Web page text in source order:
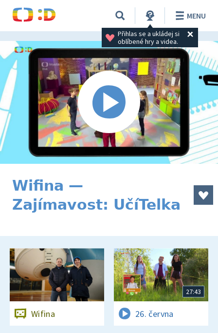
Přihlas se a ukládej si
oblíbené hry a videa.
MENU
Wifina —
Zajímavost: UčíTelka
Wifina
27:43
26. června